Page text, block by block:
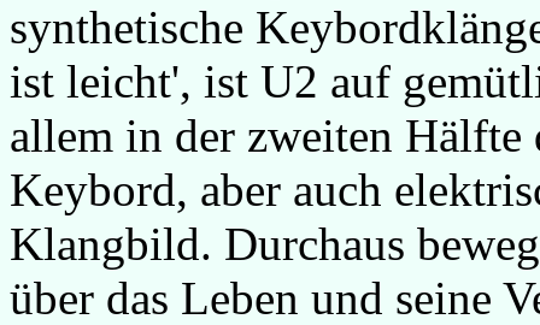
synthetische
ist leicht', ist U2 auf
allem in der zweiten
Keybord, aber auch
Klangbild. Durchaus
über das Leben und seine